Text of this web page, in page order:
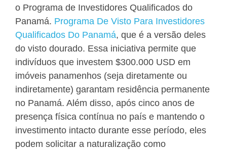
o Programa de Investidores Qualificados do
Panamá. Programa De Visto Para Investidores
Qualificados Do Panamá, que é a versão deles
do visto dourado. Essa iniciativa permite que
indivíduos que investem $300.000 USD em
imóveis panamenhos (seja diretamente ou
indiretamente) garantam residência permanente
no Panamá. Além disso, após cinco anos de
presença física contínua no país e mantendo o
investimento intacto durante esse período, eles
podem solicitar a naturalização como